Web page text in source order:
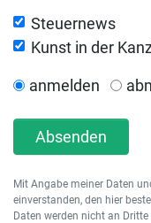
Steuernews
Kunst in der
anmelden
Absenden
Mit Angabe meiner Daten
einverstanden, den hier
Daten werden nicht an